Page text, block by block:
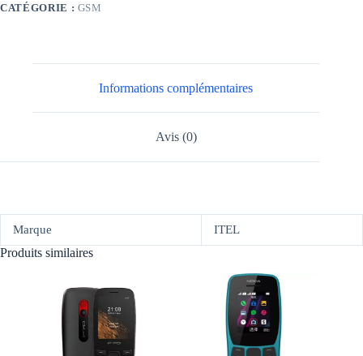
BLEU
CATÉGORIE : GSM
Informations complémentaires
Avis (0)
Marque ITEL
Produits similaires